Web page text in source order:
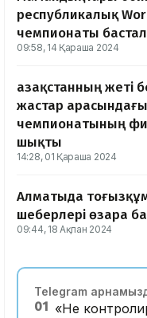
республикалық
чемпионаты
09:58, 14 Қараша 2024
Қазақстанның жеті
жастар
чемпионатының
шықты
14:28, 01 Қараша 2024
Алматыда
шеберлері өзара
09:44, 18 Ақпан 2024
Telegram
01 «Не